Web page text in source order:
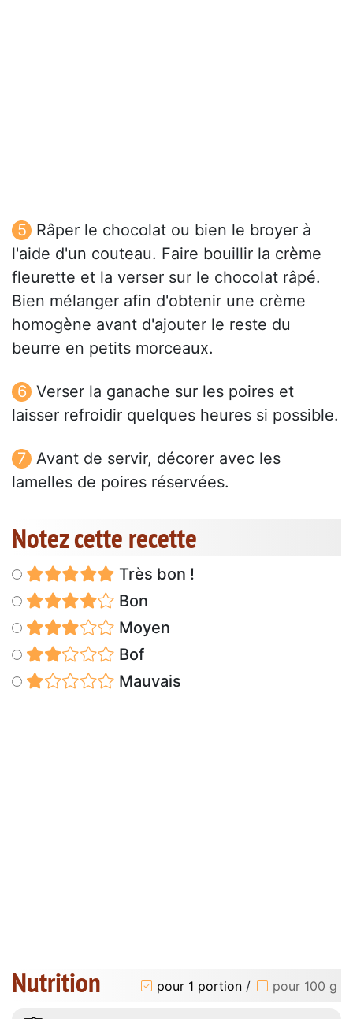
Râper le chocolat ou bien le broyer à
l'aide d'un couteau. Faire bouillir la crème
fleurette et la verser sur le chocolat râpé.
Bien mélanger afin d'obtenir une crème
homogène avant d'ajouter le reste du
beurre en petits morceaux.
Verser la ganache sur les poires et
laisser refroidir quelques heures si possible.
Avant de servir, décorer avec les
lamelles de poires réservées.
Notez cette recette
Très bon !
Bon
Moyen
Bof
Mauvais
Nutrition pour 1 portion / pour 100 g